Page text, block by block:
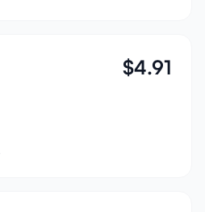
$4.91